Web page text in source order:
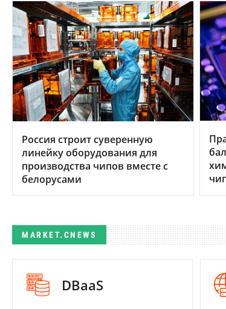
Россия строит суверенную
линейку оборудования для
производства чипов вместе с
белорусами
MARKET.CNEWS
DBaaS